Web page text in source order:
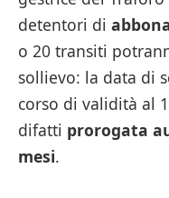
detentori di
o 20 transiti
sollievo: la data di
corso di validità al
difatti prorogata
mesi.